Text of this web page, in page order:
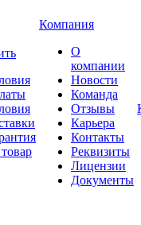
Компания
О
компании
Новости
Команда
Отзывы
Карьера
Контакты
Реквизиты
Лицензии
Документы